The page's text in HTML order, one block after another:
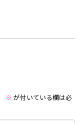
※ が付いている欄は必